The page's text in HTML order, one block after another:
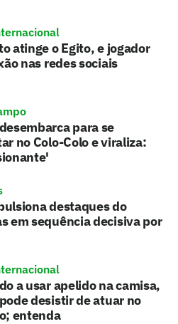
atinge o Egito, e jogador
nas redes sociais
para se
no Colo-Colo e viraliza:
destaques do
em sequência decisiva por
a usar apelido na camisa,
desistir de atuar no
entenda